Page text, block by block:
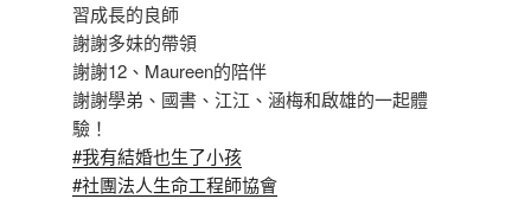
習成長的良師
謝謝多妹的帶領
謝謝12、Maureen的陪伴
謝謝學弟、國書、江江、涵梅和啟雄的一起體
驗！
#我有結婚也生了小孩
#社團法人生命工程師協會